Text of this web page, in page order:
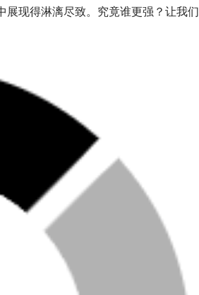
现得淋漓尽致。究竟谁更强？让我们